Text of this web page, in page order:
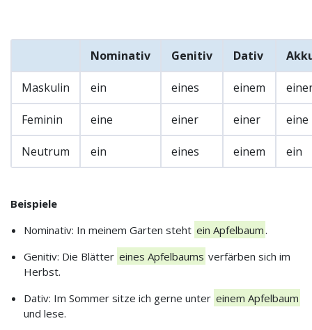
Nominativ Genitiv Dativ
Maskulin ein eines einem
Feminin eine einer einer eine
Neutrum ein eines einem ein
Beispiele
Nominativ: In meinem Garten steht ein Apfelbaum .
Genitiv: Die Blätter eines Apfelbaums verfärben sich im
Herbst.
Dativ: Im Sommer sitze ich gerne unter einem Apfelbaum
und lese.